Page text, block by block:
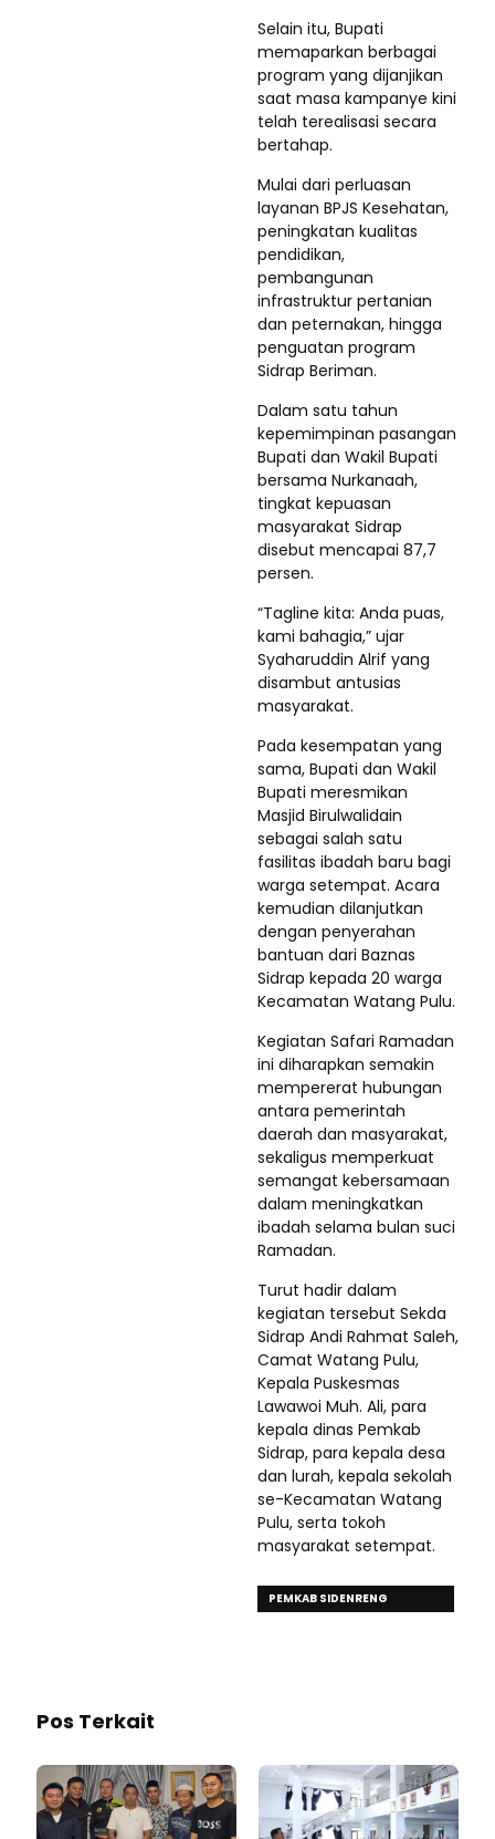
Selain itu, Bupati
memaparkan berbagai
program yang dijanjikan
saat masa kampanye kini
telah terealisasi secara
bertahap.
Mulai dari perluasan
layanan BPJS Kesehatan,
peningkatan kualitas
pendidikan,
pembangunan
infrastruktur pertanian
dan peternakan, hingga
penguatan program
Sidrap Beriman.
Dalam satu tahun
kepemimpinan pasangan
Bupati dan Wakil Bupati
bersama Nurkanaah,
tingkat kepuasan
masyarakat Sidrap
disebut mencapai 87,7
persen.
“Tagline kita: Anda puas,
kami bahagia,” ujar
Syaharuddin Alrif yang
disambut antusias
masyarakat.
Pada kesempatan yang
sama, Bupati dan Wakil
Bupati meresmikan
Masjid Birulwalidain
sebagai salah satu
fasilitas ibadah baru bagi
warga setempat. Acara
kemudian dilanjutkan
dengan penyerahan
bantuan dari Baznas
Sidrap kepada 20 warga
Kecamatan Watang Pulu.
Kegiatan Safari Ramadan
ini diharapkan semakin
mempererat hubungan
antara pemerintah
daerah dan masyarakat,
sekaligus memperkuat
semangat kebersamaan
dalam meningkatkan
ibadah selama bulan suci
Ramadan.
Turut hadir dalam
kegiatan tersebut Sekda
Sidrap Andi Rahmat Saleh,
Camat Watang Pulu,
Kepala Puskesmas
Lawawoi Muh. Ali, para
kepala dinas Pemkab
Sidrap, para kepala desa
dan lurah, kepala sekolah
se-Kecamatan Watang
Pulu, serta tokoh
masyarakat setempat.
PEMKAB SIDENRENG
Pos Terkait